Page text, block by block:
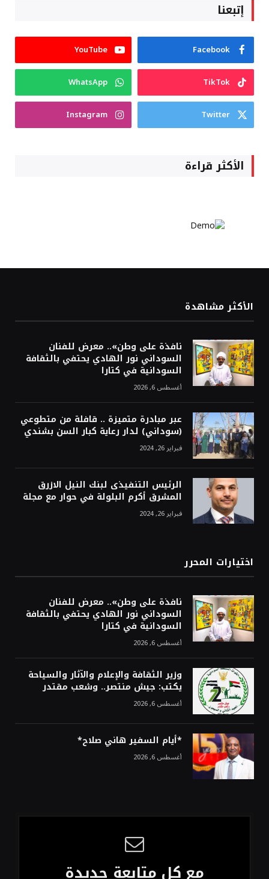
إتبعنا
Facebook
YouTube
TikTok
WhatsApp
Twitter
Instagram
الأكثر قراءة
الأكثر مشاهدة
نافذة على وطن».. معرض للفنان
السوداني نور الهادي يحتفي بالثقافة
السودانية في كتارا
أغسطس 6, 2026
عبر مبادرة متميزة .. قافلة من متطوعي
(سوداني) لدار رعاية كبار السن بشندي
فبراير 26, 2024
الرئيس التنفيذى لبنك النيل الازرق
المشرق أكرم البلولة في حوار مع مجلة
فبراير 26, 2024
اختيارات المحرر
نافذة على وطن».. معرض للفنان
السوداني نور الهادي يحتفي بالثقافة
السودانية في كتارا
أغسطس 6, 2026
وزير الثقافة والإعلام والآثار والسياحة
يكتب: جيش منتصر.. وشعب مقتدر
أغسطس 6, 2026
*أيام السفير هاني صلاح*
أغسطس 6, 2026
مع كل متابعة جديدة